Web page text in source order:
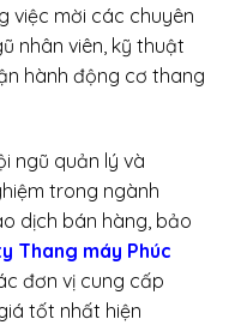
việc mời các chuyên
nhân viên, kỹ thuật
hành động cơ thang
ngũ quản lý và
trong ngành
dịch bán hàng, bảo
Thang máy Phúc
đơn vị cung cấp
tốt nhất hiện